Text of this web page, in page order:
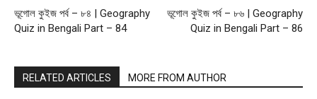
ভূগোল কুইজ পর্ব – ৮৪ | Geography
Quiz in Bengali Part – 84
ভূগোল কুইজ পর্ব – ৮৬ | Geography
Quiz in Bengali Part – 86
RELATED ARTICLES MORE FROM AUTHOR